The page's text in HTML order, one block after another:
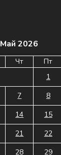
Май 2026
Чт Пт
1
7 8
14 15
21 22
28 29